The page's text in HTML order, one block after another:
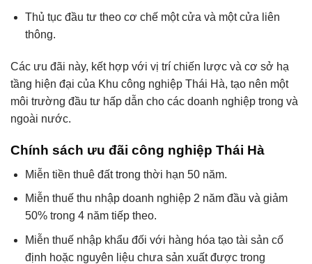
Thủ tục đầu tư theo cơ chế một cửa và một cửa liên
thông.
Các ưu đãi này, kết hợp với vị trí chiến lược và cơ sở hạ
tầng hiện đại của Khu công nghiệp Thái Hà, tạo nên một
môi trường đầu tư hấp dẫn cho các doanh nghiệp trong và
ngoài nước.
Chính sách ưu đãi công nghiệp Thái Hà
Miễn tiền thuê đất trong thời hạn 50 năm.
Miễn thuế thu nhập doanh nghiệp 2 năm đầu và giảm
50% trong 4 năm tiếp theo.
Miễn thuế nhập khẩu đối với hàng hóa tạo tài sản cố
định hoặc nguyên liệu chưa sản xuất được trong